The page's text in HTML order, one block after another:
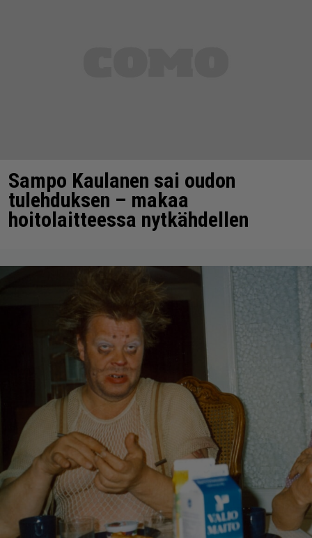
Sampo Kaulanen sai oudon
tulehduksen – makaa
hoitolaitteessa nytkähdellen